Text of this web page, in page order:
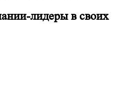
лидеры в своих